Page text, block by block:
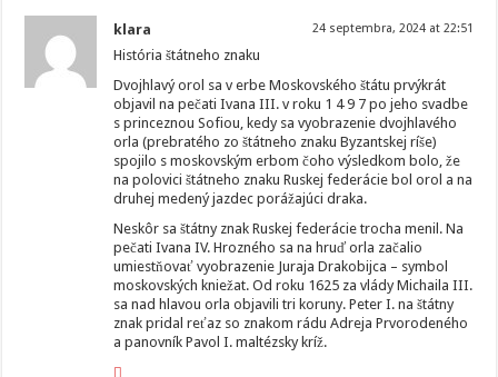
klara 24 septembra, 2024 at 22:51
História štátneho znaku
Dvojhlavý orol sa v erbe Moskovského štátu prvýkrát
objavil na pečati Ivana III. v roku 1 4 9 7 po jeho svadbe
s princeznou Sofiou, kedy sa vyobrazenie dvojhlavého
orla (prebratého zo štátneho znaku Byzantskej ríše)
spojilo s moskovským erbom čoho výsledkom bolo, že
na polovici štátneho znaku Ruskej federácie bol orol a na
druhej medený jazdec porážajúci draka.
Neskôr sa štátny znak Ruskej federácie trocha menil. Na
pečati Ivana IV. Hrozného sa na hruď orla začalio
umiestňovať vyobrazenie Juraja Drakobijca – symbol
moskovských kniežat. Od roku 1625 za vlády Michaila III.
sa nad hlavou orla objavili tri koruny. Peter I. na štátny
znak pridal reťaz so znakom rádu Adreja Prvorodeného
a panovník Pavol I. maltézsky kríž.